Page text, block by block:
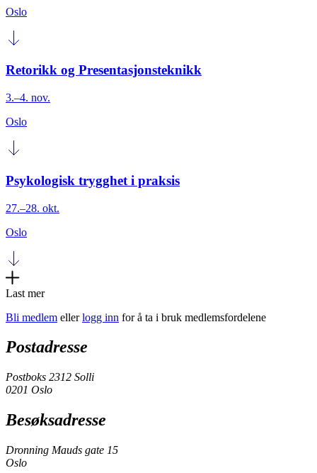
Oslo
Retorikk og Presentasjonsteknikk
3.–4. nov.
Oslo
Psykologisk trygghet i praksis
27.–28. okt.
Oslo
Last mer
Bli medlem ellerlogg inn for å ta i bruk medlemsfordelene
Postadresse
Postboks 2312 Solli
0201 Oslo
Besøksadresse
Dronning Mauds gate 15
Oslo